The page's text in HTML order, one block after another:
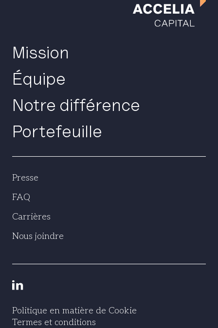
Mission
Équipe
Notre différence
Portefeuille
Presse
FAQ
Carrières
Nous joindre
Politique en matière de Cookie
Termes et conditions